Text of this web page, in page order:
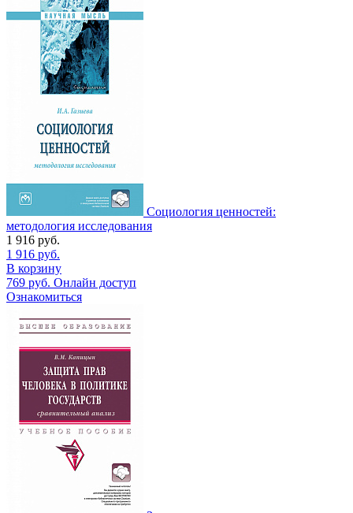
Социология ценностей:
методология исследования
1 916 руб.
1 916 руб.
В корзину
769 руб. Онлайн доступ
Ознакомиться